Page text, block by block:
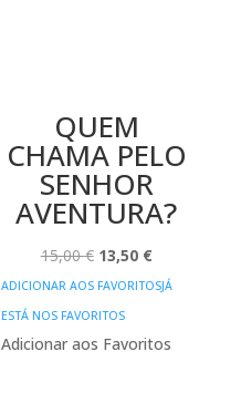
QUEM
CHAMA PELO
SENHOR
AVENTURA?
15,00€ O
PREÇO
ORIGINAL
ERA:
13,50 €O
PREÇO
É:
ADICIONAR AOS FAVORITOSJÁ
ESTÁ NOS FAVORITOS
Adicionar aos Favoritos